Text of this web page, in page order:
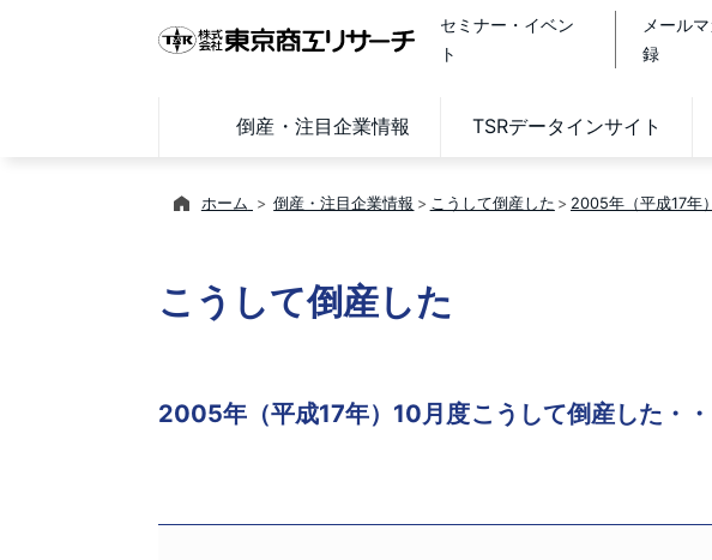
セミナー・イベン
ト
メール
録
倒産・注目企業情報 TSRデータインサイト
ホーム 倒産・注目企業情報 こうして倒産した 2005年（平成17年）
こうして倒産した
2005年（平成17年）10月度こうして倒産した・・